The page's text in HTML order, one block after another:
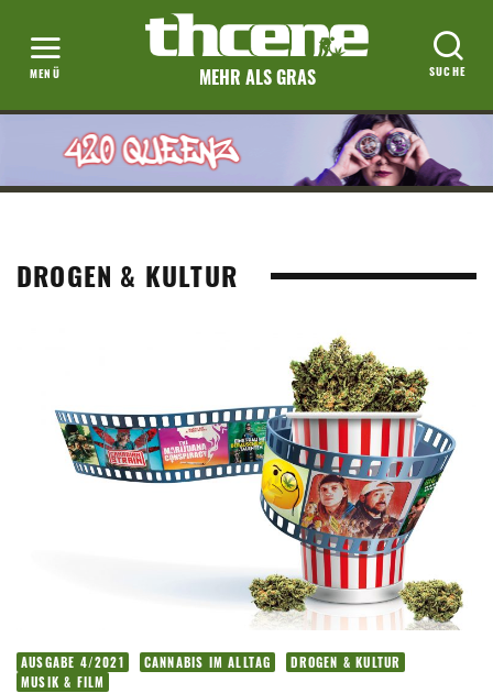
MEHR ALS GRAS
DROGEN & KULTUR
AUSGABE 4/2021 CANNABIS IM ALLTAG
DROGEN & KULTUR
MUSIK & FILM